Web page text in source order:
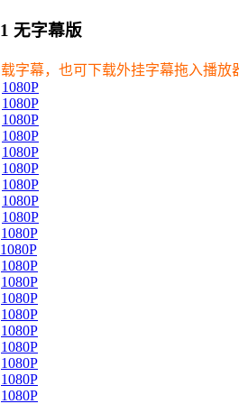
无字幕版
字幕，也可下载外挂字幕拖入播放
1080P
1080P
1080P
1080P
1080P
1080P
1080P
1080P
1080P
1080P
1080P
1080P
1080P
1080P
1080P
1080P
1080P
1080P
1080P
1080P